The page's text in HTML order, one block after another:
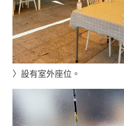
〉設有室外座位。